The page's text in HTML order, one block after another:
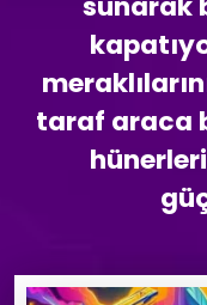
taraf araca